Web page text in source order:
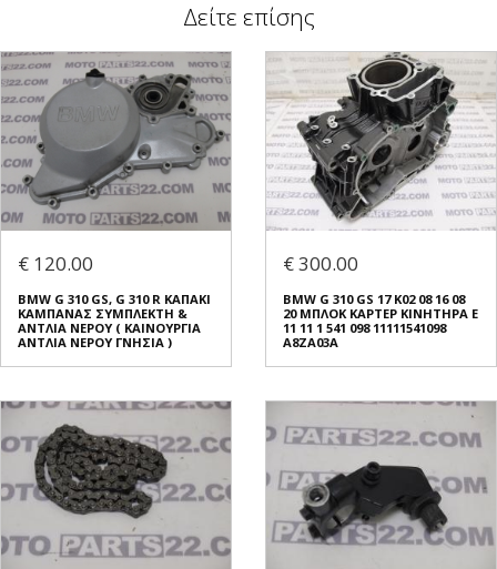
Δείτε επίσης
€ 120.00
BMW G 310 GS, G 310 R ΚΑΠΑΚΙ
ΚΑΜΠΑΝΑΣ ΣΥΜΠΛΕΚΤΗ &
ΑΝΤΛΙΑ ΝΕΡΟΥ ( ΚΑΙΝΟΥΡΓΙΑ
ΑΝΤΛΙΑ ΝΕΡΟΥ ΓΝΗΣΙΑ )
€ 300.00
BMW G 310 GS 17 K02 08 16 08
20 ΜΠΛΟΚ ΚΑΡΤΕΡ ΚΙΝΗΤΗΡΑ E
11 11 1 541 098 11111541098
A8ZA03A